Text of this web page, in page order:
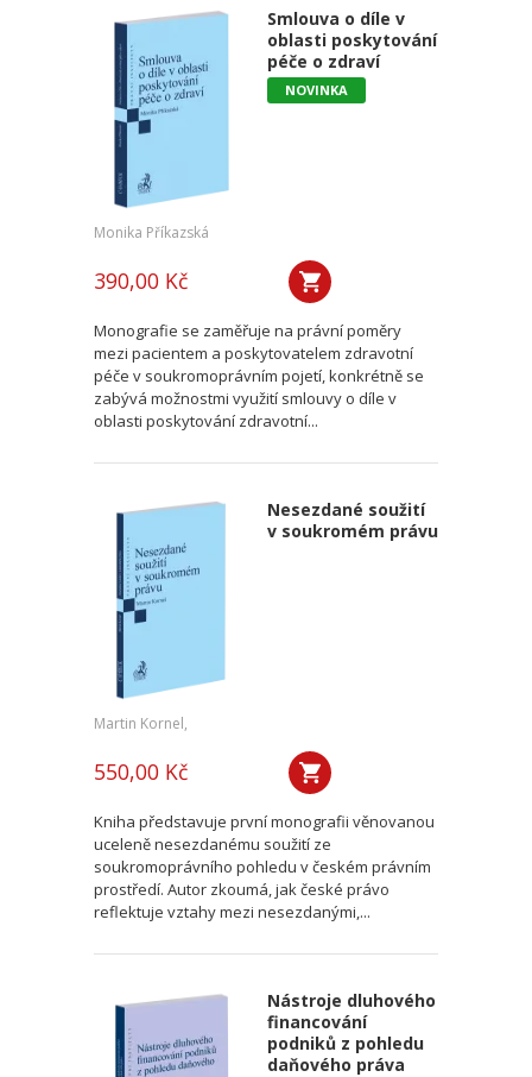
Smlouva o díle v
oblasti poskytování
péče o zdraví
NOVINKA
Monika Příkazská
390,00 Kč
Monografie se zaměřuje na právní poměry
mezi pacientem a poskytovatelem zdravotní
péče v soukromoprávním pojetí, konkrétně se
zabývá možnostmi využití smlouvy o díle v
oblasti poskytování zdravotní...
Nesezdané soužití
v soukromém právu
Martin Kornel,
550,00 Kč
Kniha představuje první monografii věnovanou
uceleně nesezdanému soužití ze
soukromoprávního pohledu v českém právním
prostředí. Autor zkoumá, jak české právo
reflektuje vztahy mezi nesezdanými,...
Nástroje dluhového
financování
podniků z pohledu
daňového práva